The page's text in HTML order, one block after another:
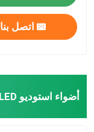
اتصل بنا
أضواء استوديو RGB LED